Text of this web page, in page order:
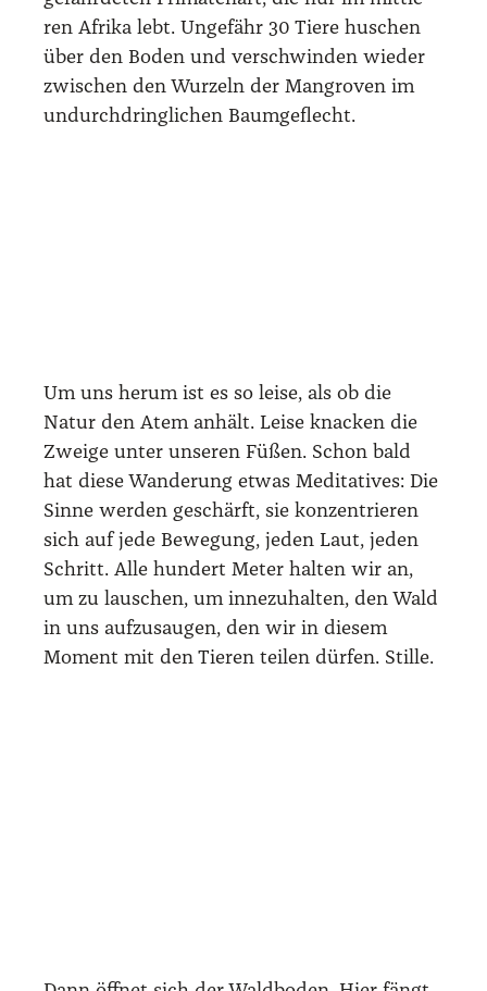
ren Afri­ka lebt. Unge­fähr 30 Tie­re huschen
über den Boden und ver­schwin­den wie­der
zwi­schen den Wur­zeln der Man­gro­ven im
undurch­dring­li­chen Baum­ge­flecht.
Um uns her­um ist es so lei­se, als ob die
Natur den Atem anhält. Lei­se kna­cken die
Zwei­ge unter unse­ren Füßen. Schon bald
hat die­se Wan­de­rung etwas Medi­ta­ti­ves: Die
Sin­ne wer­den geschärft, sie kon­zen­trie­ren
sich auf jede Bewe­gung, jeden Laut, jeden
Schritt. Alle hun­dert Meter hal­ten wir an,
um zu lau­schen, um inne­zu­hal­ten, den Wald
in uns auf­zu­sau­gen, den wir in die­sem
Moment mit den Tie­ren tei­len dür­fen. Stil­le.